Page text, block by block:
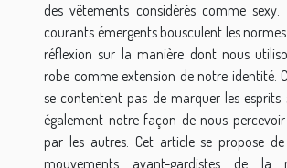
des vêtements considérés comme sexy.
courants émergents bousculent les
réflexion sur la manière dont nous
robe comme extension de notre identité.
se contentent pas de marquer les esprits
également notre façon de nous
par les autres. Cet article se propose
mouvements avant-gardistes de